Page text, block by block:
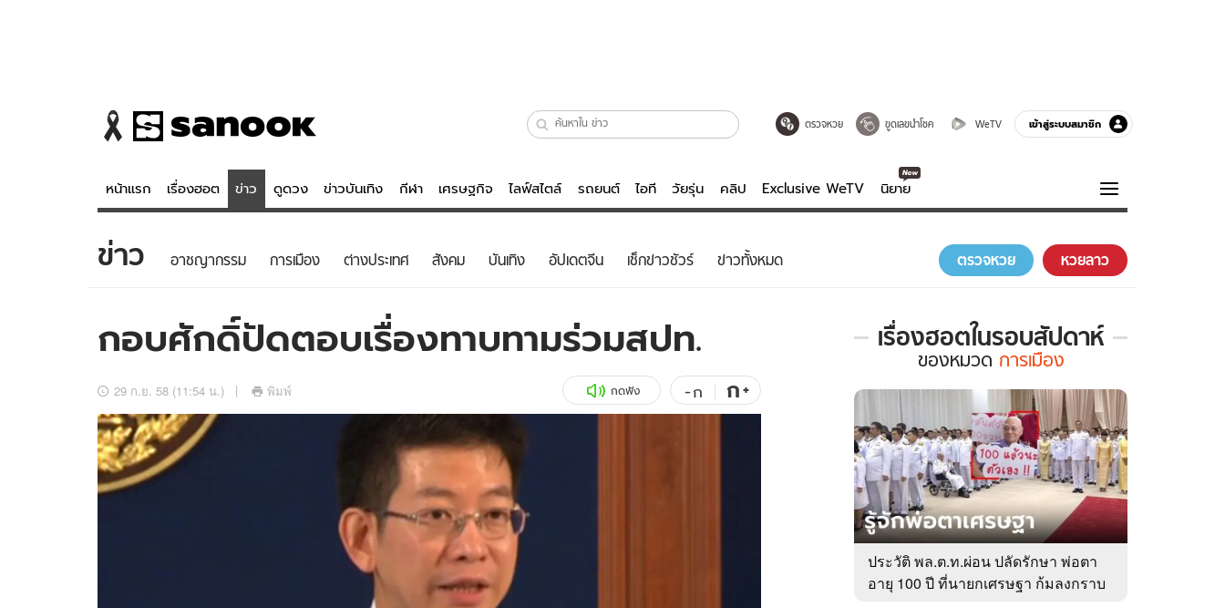
ตรวจหวย ขูดเลขนำโชค WeTV เข้าสู่ระบบสมาชิก
หน้าแรก เรื่องฮอต ข่าว ดูดวง ข่าวบันเทิง กีฬา เศรษฐกิจ ไลฟ์สไตล์ รถยนต์ ไอที วัยรุ่น คลิป Exclusive WeTV นิยาย
ข่าว
ข่าวบันเทิง
อัปเดตจีน
เช็กข่าวชัวร์
ดูดวง - ตรวจหวย
สถิติหวยไทย
ไลฟ์สไตล์
วัยรุ่น
รถยนต์
บันเทิงครบรส
คลิป
พอดแคสต์
ความรู้รอบตัว
ฮาวทู
ติดตามสนุกโซเชียลได้ที่
ข่าว อาชญากรรม การเมือง ต่างประเทศ สังคม บันเทิง อัปเดตจีน เช็กข่าวชัวร์ ข่าวทั้งหมด ตรวจหวย หวยลาว
กอบศักดิ์ปัดตอบเรื่องทาบทามร่วมสปท.
29 ก.ย. 58 (11:54 น.) พิมพ์ กดฟัง -ก ก+
เรื่องฮอตในรอบสัปดาห์
เรื่อง
ใน
สัปดาห์
ของ
หมวด
การเมือง
ของหมวด การเมือง
ประวัติ พล.ต.ท.ผ่อน ปลัดรักษา พ่อตา
อายุ 100 ปี ที่นายกเศรษฐา ก้มลงกราบ